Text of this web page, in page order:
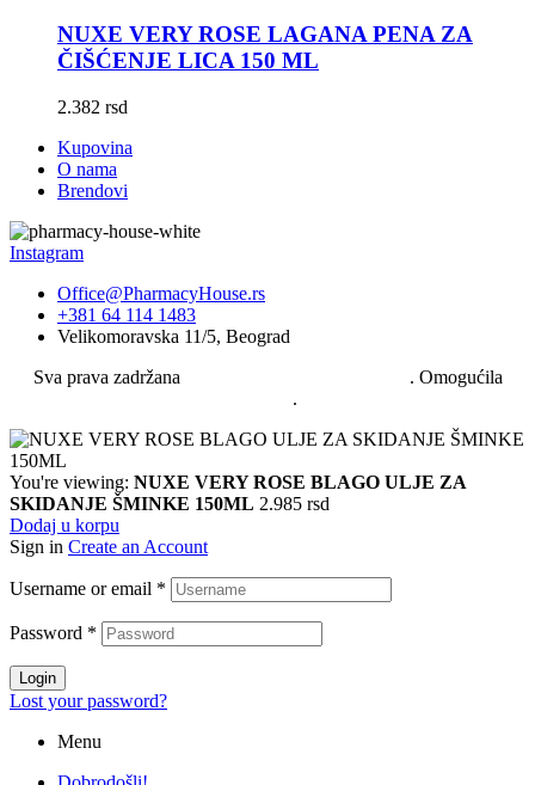
NUXE VERY ROSE LAGANA PENA ZA
ČIŠĆENJE LICA 150 ML
2.382 rsd
Kupovina
O nama
Brendovi
Instagram
Office@PharmacyHouse.rs
+381 64 114 1483
Velikomoravska 11/5, Beograd
Sva prava zadržana
. Omogućila
.
You're viewing: NUXE VERY ROSE BLAGO ULJE ZA
SKIDANJE ŠMINKE 150ML 2.985 rsd
Dodaj u korpu
Sign in Create an Account
Username or email *
Password *
Login
Lost your password?
Menu